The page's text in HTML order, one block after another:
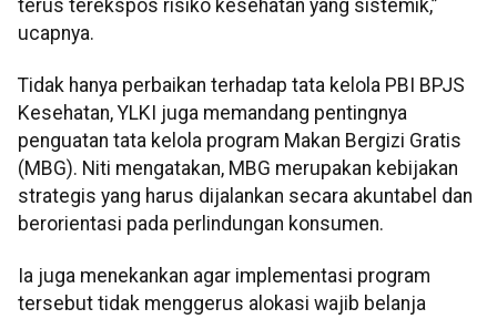
terus terekspos risiko kesehatan yang sistemik,”
ucapnya.
Tidak hanya perbaikan terhadap tata kelola PBI BPJS
Kesehatan, YLKI juga memandang pentingnya
penguatan tata kelola program Makan Bergizi Gratis
(MBG). Niti mengatakan, MBG merupakan kebijakan
strategis yang harus dijalankan secara akuntabel dan
berorientasi pada perlindungan konsumen.
Ia juga menekankan agar implementasi program
tersebut tidak menggerus alokasi wajib belanja